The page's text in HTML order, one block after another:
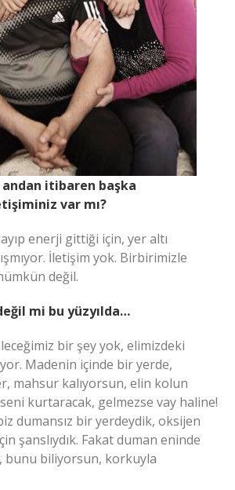
itibaren başka
var mı?
enerji gittiği için, yer altı
İletişim yok. Birbirimizle
değil.
mi bu yüzyılda…
bir şey yok, elimizdeki
Madenin içinde bir yerde,
mahsur kalıyorsun, elin kolun
kurtaracak, gelmezse vay haline!
dumansız bir yerdeydik, oksijen
şanslıydık. Fakat duman eninde
bunu biliyorsun, korkuyla